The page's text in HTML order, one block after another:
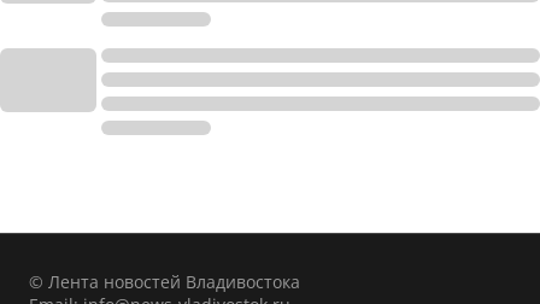
© Лента новостей Владивостока